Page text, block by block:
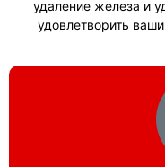
удаление железа и
удовлетворить